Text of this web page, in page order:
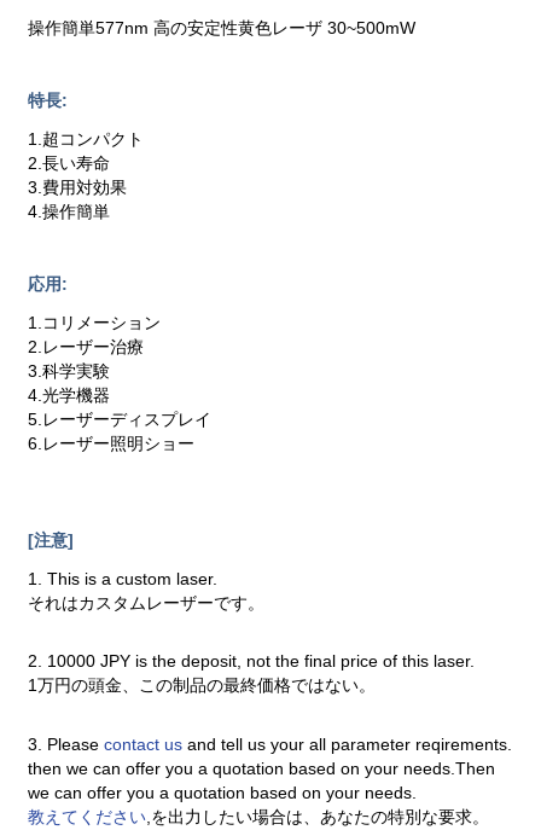
操作簡単577nm 高の安定性黄色レーザ 30~500mW
特長:
1.超コンパクト
2.長い寿命
3.費用対効果
4.操作簡単
応用:
1.コリメーション
2.レーザー治療
3.科学実験
4.光学機器
5.レーザーディスプレイ
6.レーザー照明ショー
[注意]
1. This is a custom laser.
それはカスタムレーザーです。
2. 10000 JPY is the deposit, not the final price of this laser.
1万円の頭金、この制品の最終価格ではない。
3. Pleasecontact usand tell us your all parameter reqirements.
then we can offer you a quotation based on your needs.Then
we can offer you a quotation based on your needs.
教えてください ,を出力したい場合は、あなたの特別な要求。